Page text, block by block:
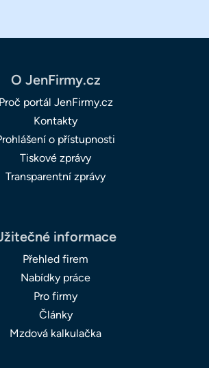
O JenFirmy.cz
Proč portál JenFirmy.cz
Kontakty
o přístupnosti
Tiskové zprávy
Transparentní zprávy
informace
Přehled firem
Nabídky práce
Pro firmy
Články
Mzdová kalkulačka